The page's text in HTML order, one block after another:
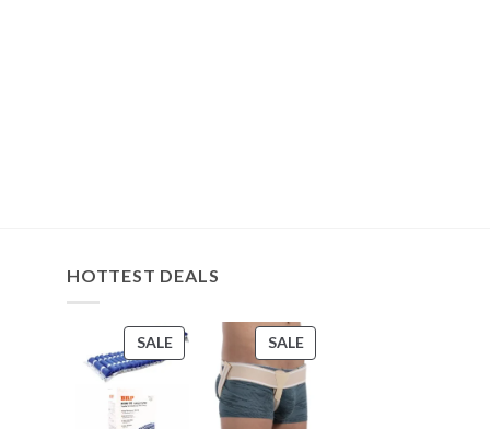
HOTTEST DEALS
SALEPRODUCT
ON
SALEPRODUCT
ON
SALE